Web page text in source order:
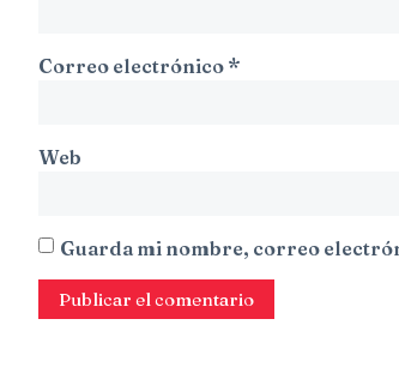
Correo electrónico *
Web
Guarda mi nombre, correo